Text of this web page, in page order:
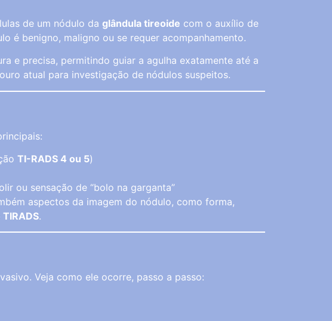
de um nódulo da glândula tireoide com o auxílio de
é benigno, maligno ou se requer acompanhamento.
e precisa, permitindo guiar a agulha exatamente até a
atual para investigação de nódulos suspeitos.
TI-RADS 4 ou 5)
ou sensação de “bolo na garganta”
aspectos da imagem do nódulo, como forma,
TIRADS.
Veja como ele ocorre, passo a passo: